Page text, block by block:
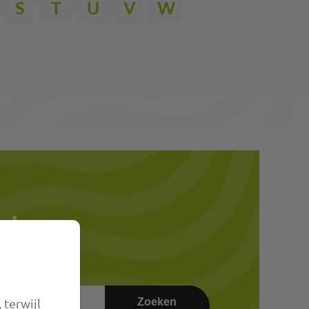
S T U V W
Zoeken
terwijl